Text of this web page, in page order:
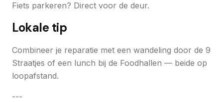
Fiets parkeren? Direct voor de deur.
Lokale tip
Combineer je reparatie met een wandeling door de 9
Straatjes of een lunch bij de Foodhallen — beide op
loopafstand.
---